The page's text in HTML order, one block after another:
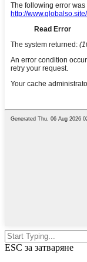
ESC за затваряне